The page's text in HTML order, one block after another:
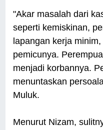
"Akar masalah dari
seperti kemiskinan,
lapangan kerja
pemicunya.
menjadi korbannya.
menuntaskan
Muluk.
Menurut Nizam,